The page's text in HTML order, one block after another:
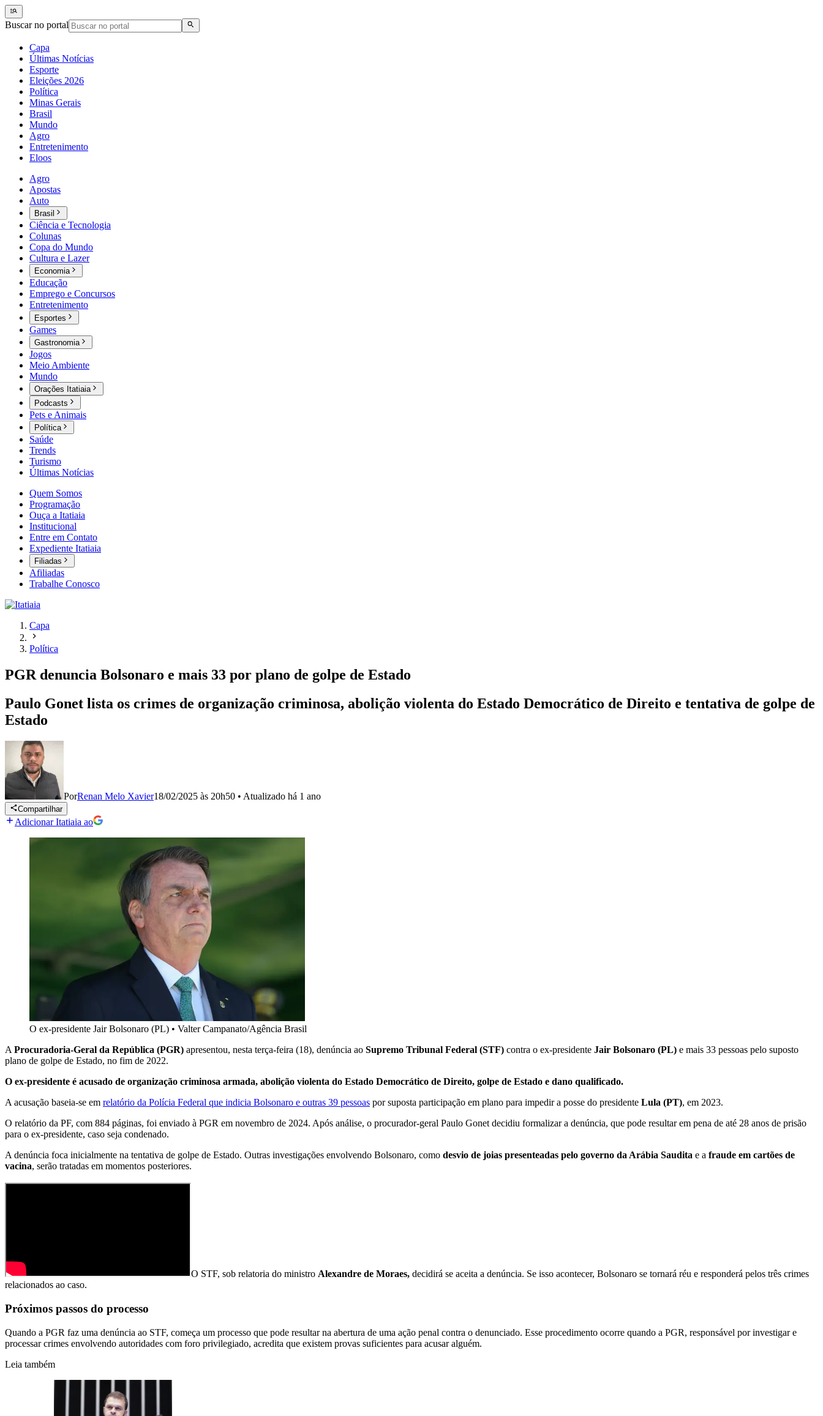
Buscar no portal
Capa
Últimas Notícias
Esporte
Eleições 2026
Política
Minas Gerais
Brasil
Mundo
Agro
Entretenimento
Eloos
Agro
Apostas
Auto
Brasil
Ciência e Tecnologia
Colunas
Copa do Mundo
Cultura e Lazer
Economia
Educação
Emprego e Concursos
Entretenimento
Esportes
Games
Gastronomia
Jogos
Meio Ambiente
Mundo
Orações Itatiaia
Podcasts
Pets e Animais
Política
Saúde
Trends
Turismo
Últimas Notícias
Quem Somos
Programação
Ouça a Itatiaia
Institucional
Entre em Contato
Expediente Itatiaia
Filiadas
Afiliadas
Trabalhe Conosco
Capa
Política
PGR denuncia Bolsonaro e mais 33 por plano de golpe de Estado
Paulo Gonet lista os crimes de organização criminosa, abolição violenta do Estado Democrático de Direito e tentativa de golpe de
Estado
PorRenan Melo Xavier18/02/2025 às 20h50 • Atualizado há 1 ano
Compartilhar
Adicionar Itatiaia ao
O ex-presidente Jair Bolsonaro (PL) • Valter Campanato/Agência Brasil
A Procuradoria-Geral da República (PGR) apresentou, nesta terça-feira (18), denúncia ao Supremo Tribunal Federal (STF) contra o ex-presidente Jair Bolsonaro (PL) e mais 33 pessoas pelo suposto
plano de golpe de Estado, no fim de 2022.
O ex-presidente é acusado de organização criminosa armada, abolição violenta do Estado Democrático de Direito, golpe de Estado e dano qualificado.
A acusação baseia-se em relatório da Polícia Federal que indicia Bolsonaro e outras 39 pessoas por suposta participação em plano para impedir a posse do presidente Lula (PT), em 2023.
O relatório da PF, com 884 páginas, foi enviado à PGR em novembro de 2024. Após análise, o procurador-geral Paulo Gonet decidiu formalizar a denúncia, que pode resultar em pena de até 28 anos de prisão
para o ex-presidente, caso seja condenado.
A denúncia foca inicialmente na tentativa de golpe de Estado. Outras investigações envolvendo Bolsonaro, como desvio de joias presenteadas pelo governo da Arábia Saudita e a fraude em cartões de
vacina, serão tratadas em momentos posteriores.
O STF, sob relatoria do ministro Alexandre de Moraes, decidirá se aceita a denúncia. Se isso acontecer, Bolsonaro se tornará réu e responderá pelos três crimes
relacionados ao caso.
Próximos passos do processo
Quando a PGR faz uma denúncia ao STF, começa um processo que pode resultar na abertura de uma ação penal contra o denunciado. Esse procedimento ocorre quando a PGR, responsável por investigar e
processar crimes envolvendo autoridades com foro privilegiado, acredita que existem provas suficientes para acusar alguém.
Leia também